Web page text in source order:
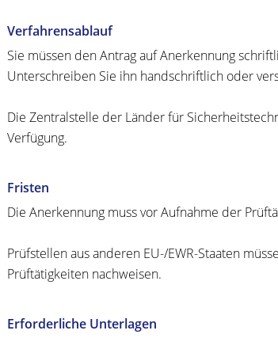
Verfahrensablauf
Sie müssen den Antrag auf Anerkennung
Unterschreiben Sie ihn handschriftlich oder
Die Zentralstelle der Länder für
Verfügung.
Fristen
Die Anerkennung muss vor Aufnahme der
Prüfstellen aus anderen EU-/EWR-Staaten
Prüftätigkeiten nachweisen.
Erforderliche Unterlagen